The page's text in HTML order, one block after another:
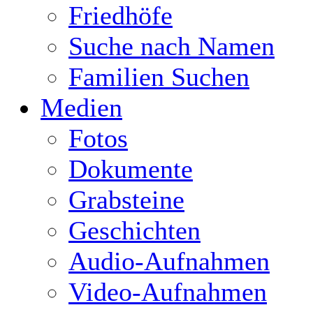
Friedhöfe
Suche nach Namen
Familien Suchen
Medien
Fotos
Dokumente
Grabsteine
Geschichten
Audio-Aufnahmen
Video-Aufnahmen